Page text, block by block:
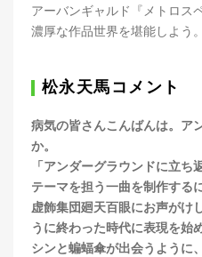
アーバンギャルド『メトロス
濃厚な作品世界を堪能しよう。
松永天馬コメント
病気の皆さんこんばんは。ア
か。
「アンダーグラウンドに立
テーマを担う一曲を制作する
虚飾集団廻天百眼にお声がけ
うに終わった時代に表現を始
シンと蝙蝠傘が出会うように